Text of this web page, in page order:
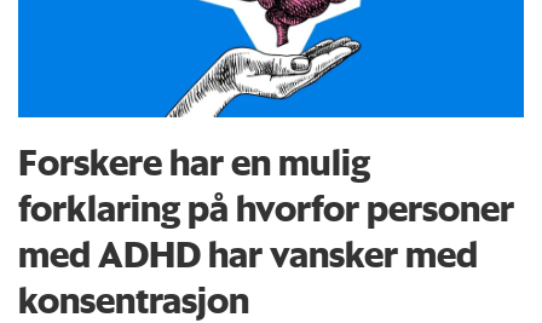
Forskere har en mulig
forklaring på hvorfor personer
med ADHD har vansker med
konsentrasjon